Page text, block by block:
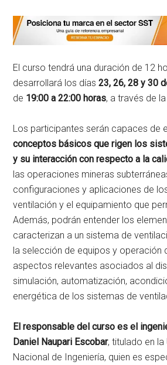
El curso tendrá una duración de 12
desarrollará los días23, 26, 28 y 30
de 19:00 a 22:00 horas, a través de
Los participantes serán capaces de
conceptos básicos que rigen los
y su interacción con respecto a la
las operaciones mineras
configuraciones y aplicaciones de
ventilación y el equipamiento que
Además, podrán entender los
caracterizan a un sistema de
la selección de equipos y operación
aspectos relevantes asociados al
simulación, automatización,
energética de los sistemas de
El responsable del curso es el
Daniel Naupari Escobar, titulado en la
Nacional de Ingeniería, quien es